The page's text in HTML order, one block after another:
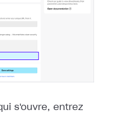
s'ouvre, entrez